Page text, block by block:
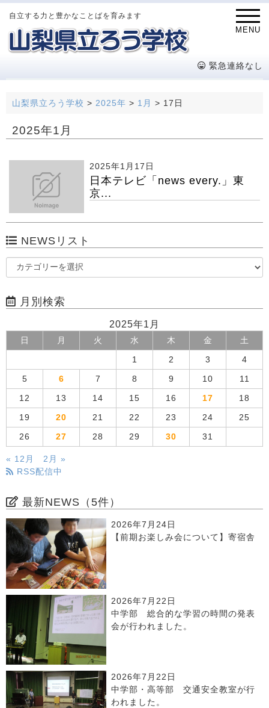
MENU
自立する力と豊かなことばを育みます
緊急連絡なし
山梨県立ろう学校 > 2025年 > 1月 > 17日
2025年1月
2025年1月17日
日本テレビ「news every.」東
京...
NEWSリスト
月別検索
2025年1月
日 月 火 水 木 金 土
1 2 3 4
5 6 7 8 9 10 11
12 13 14 15 16 17 18
19 20 21 22 23 24 25
26 27 28 29 30 31
« 12月
2月 »
RSS配信中
最新NEWS（5件）
2026年7月24日
【前期お楽しみ会について】寄宿舎
2026年7月22日
中学部 総合的な学習の時間の発表
会が行われました。
2026年7月22日
中学部・高等部 交通安全教室が行
われました。